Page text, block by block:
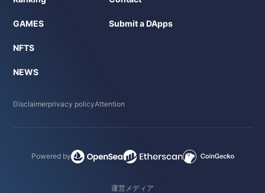
GAMES
NFTS
NEWS
Submit a DApps
Disclaimerprivacy policyAttention
Powered by
運営メディア